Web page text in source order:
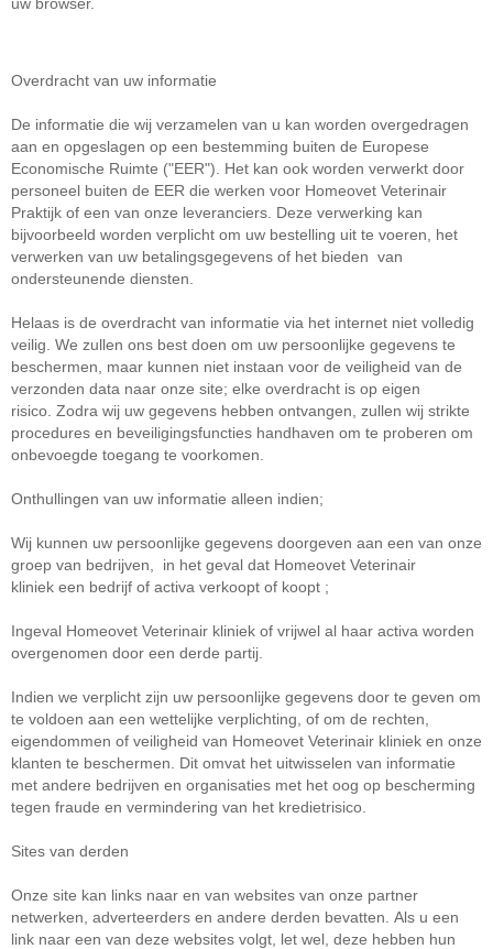
Overdracht van uw informatie
De informatie die wij verzamelen van u kan worden overgedragen
aan en opgeslagen op een bestemming buiten de Europese
Economische Ruimte ("EER"). Het kan ook worden verwerkt door
personeel buiten de EER die werken voor Homeovet Veterinair
Praktijk of een van onze leveranciers. Deze verwerking kan
bijvoorbeeld worden verplicht om uw bestelling uit te voeren, het
verwerken van uw betalingsgegevens of het bieden van
ondersteunende diensten.
Helaas is de overdracht van informatie via het internet niet volledig
veilig. We zullen ons best doen om uw persoonlijke gegevens te
beschermen, maar kunnen niet instaan ​​voor de veiligheid van de
verzonden data naar onze site; elke overdracht is op eigen
risico. Zodra wij uw gegevens hebben ontvangen, zullen wij strikte
procedures en beveiligingsfuncties handhaven om te proberen om
onbevoegde toegang te voorkomen.
Onthullingen van uw informatie alleen indien;
Wij kunnen uw persoonlijke gegevens doorgeven aan een van onze
groep van bedrijven
in het geval dat Homeovet Veterinair
kliniek een bedrijf of activa verkoopt of koopt ;
Ingeval Homeovet Veterinair kliniek of vrijwel al haar activa worden
overgenomen door een derde partij.
Indien we verplicht zijn uw persoonlijke gegevens door te geven om
te voldoen aan een wettelijke verplichting, of om de rechten,
eigendommen of veiligheid van Homeovet Veterinair kliniek en onze
klanten te beschermen
Dit omvat het uitwisselen van informatie
met andere bedrijven en organisaties met het oog op bescherming
tegen fraude en vermindering van het kredietrisico.
Sites van derden
Onze site kan links naar en van websites van onze partner
netwerken, adverteerders en andere derden bevatten. Als u een
link naar een van deze websites volgt, let wel, deze hebben hun